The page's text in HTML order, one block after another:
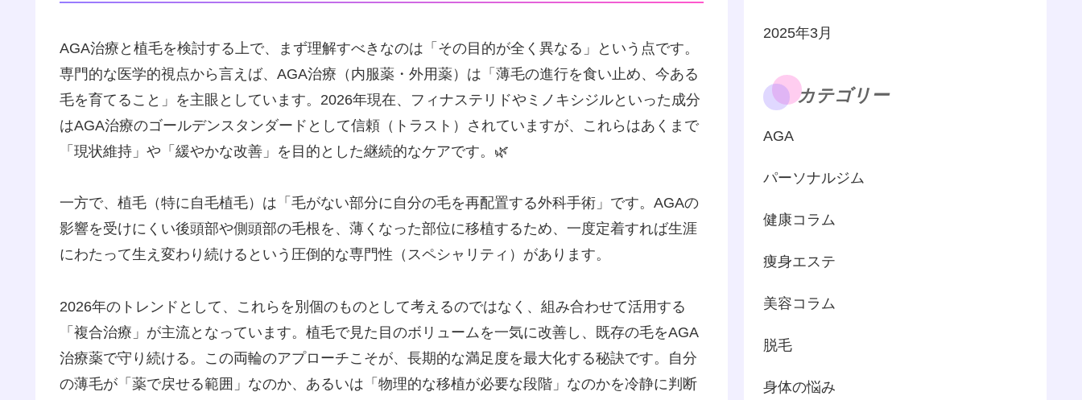
AGA治療と植毛を検討する上で、まず理解すべきなのは「その目的が全く異なる」という点です。
専門的な医学的視点から言えば、AGA治療（内服薬・外用薬）は「薄毛の進行を食い止め、今ある
毛を育てること」を主眼としています。2026年現在、フィナステリドやミノキシジルといった成分
はAGA治療のゴールデンスタンダードとして信頼（トラスト）されていますが、これらはあくまで
「現状維持」や「緩やかな改善」を目的とした継続的なケアです。🌿
一方で、植毛（特に自毛植毛）は「毛がない部分に自分の毛を再配置する外科手術」です。AGAの
影響を受けにくい後頭部や側頭部の毛根を、薄くなった部位に移植するため、一度定着すれば生涯
にわたって生え変わり続けるという圧倒的な専門性（スペシャリティ）があります。
2026年のトレンドとして、これらを別個のものとして考えるのではなく、組み合わせて活用する
「複合治療」が主流となっています。植毛で見た目のボリュームを一気に改善し、既存の毛をAGA
治療薬で守り続ける。この両輪のアプローチこそが、長期的な満足度を最大化する秘訣です。自分
の薄毛が「薬で戻せる範囲」なのか、あるいは「物理的な移植が必要な段階」なのかを冷静に判断
2025年3月
カテゴリー
AGA
パーソナルジム
健康コラム
痩身エステ
美容コラム
脱毛
身体の悩み